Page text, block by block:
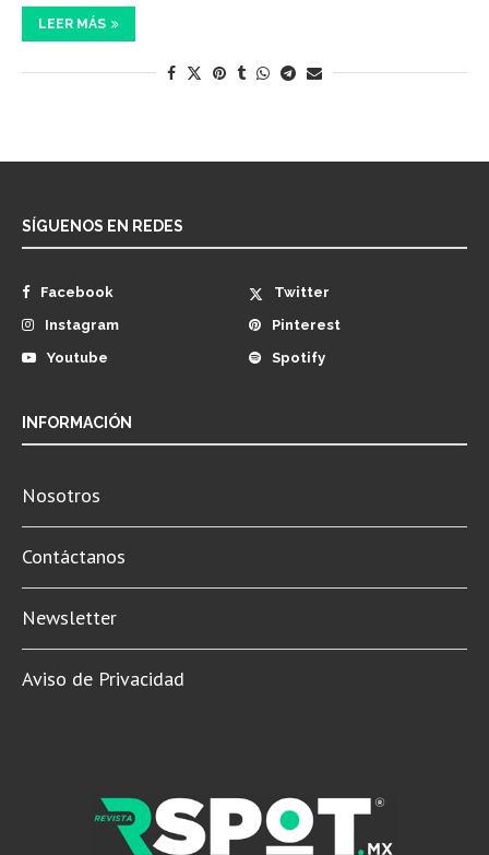
LEER MÁS
SÍGUENOS EN REDES
Facebook
Twitter
Instagram
Pinterest
Youtube
Spotify
INFORMACIÓN
Nosotros
Contáctanos
Newsletter
Aviso de Privacidad